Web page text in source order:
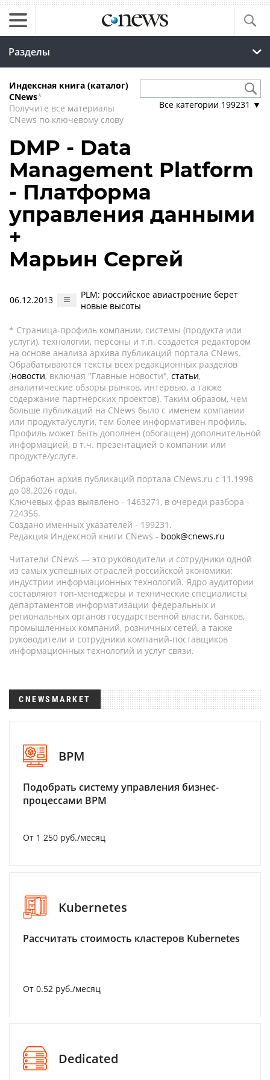
Разделы
Индексная книга (каталог)
CNews*
Получите все материалы
CNews по ключевому слову
Все категории 199231 ▼
DMP - Data
Management Platform
- Платформа
управления данными
+
Марьин Сергей
06.12.2013
PLM: российское авиастроение берет
новые высоты
* Страница-профиль компании, системы (продукта или
услуги), технологии, персоны и т.п. создается редактором
на основе анализа архива публикаций портала CNews.
Обрабатываются тексты всех редакционных разделов
(новости, включая "Главные новости", статьи,
аналитические обзоры рынков, интервью, а также
содержание партнёрских проектов). Таким образом, чем
больше публикаций на CNews было с именем компании
или продукта/услуги, тем более информативен профиль.
Профиль может быть дополнен (обогащен) дополнительной
информацией, в т.ч. презентацией о компании или
продукте/услуге.
Обработан архив публикаций портала CNews.ru c 11.1998
до 08.2026 годы.
Ключевых фраз выявлено - 1463271, в очереди разбора -
724356.
Создано именных указателей - 199231.
Редакция Индексной книги CNews - book@cnews.ru
Читатели CNews — это руководители и сотрудники одной
из самых успешных отраслей российской экономики:
индустрии информационных технологий. Ядро аудитории
составляют топ-менеджеры и технические специалисты
департаментов информатизации федеральных и
региональных органов государственной власти, банков,
промышленных компаний, розничных сетей, а также
руководители и сотрудники компаний-поставщиков
информационных технологий и услуг связи.
CNEWSMARKET
BPM
Подобрать систему управления бизнес-
процессами BPM
От 1 250 руб./месяц
Kubernetes
Рассчитать стоимость кластеров Kubernetes
От 0.52 руб./месяц
Dedicated